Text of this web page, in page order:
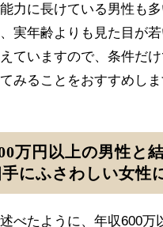
力に長けている男性も
実年齢よりも見た目が
ていますので、条件だ
みることをおすすめしま
万円以上の男性と
にふさわしい女性
べたように、年収600万